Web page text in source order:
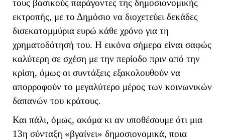
τους βασικούς παράγοντες της δημοσιονομικής
εκτροπής, με το Δημόσιο να διοχετεύει δεκάδες
δισεκατομμύρια ευρώ κάθε χρόνο για τη
χρηματοδότησή του. Η εικόνα σήμερα είναι σαφώς
καλύτερη σε σχέση με την περίοδο πριν από την
κρίση, όμως οι συντάξεις εξακολουθούν να
απορροφούν το μεγαλύτερο μέρος των κοινωνικών
δαπανών του κράτους.
Και πάλι, όμως, ακόμα κι αν υποθέσουμε ότι μια
13η σύνταξη «βγαίνει» δημοσιονομικά, ποια